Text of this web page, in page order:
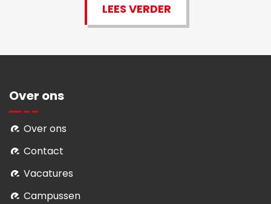
LEES VERDER
Over ons
Over ons
Contact
Vacatures
Campussen